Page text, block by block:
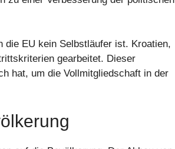
die EU kein Selbstläufer ist. Kroatien,
gearbeitet. Dieser
hat, um die Vollmitgliedschaft in der